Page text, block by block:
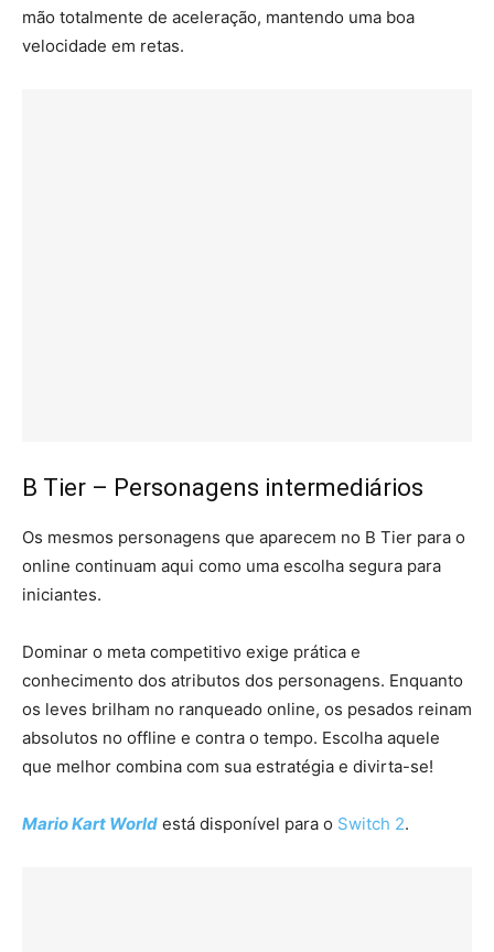
mão totalmente de aceleração, mantendo uma boa
velocidade em retas.
B Tier – Personagens intermediários
Os mesmos personagens que aparecem no B Tier para o
online continuam aqui como uma escolha segura para
iniciantes.
Dominar o meta competitivo exige prática e
conhecimento dos atributos dos personagens. Enquanto
os leves brilham no ranqueado online, os pesados reinam
absolutos no offline e contra o tempo. Escolha aquele
que melhor combina com sua estratégia e divirta-se!
Mario Kart World está disponível para o Switch 2.